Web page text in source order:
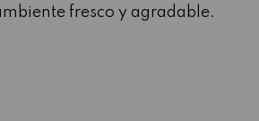
fresco y agradable.